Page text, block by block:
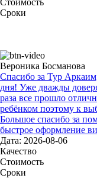
Стоимость
Сроки
Вероника Босманова
Спасибо за Тур
дня! Уже дважды
раза все прошло
ребёнком поэтому к
Большое спасибо за
быстрое оформление
Дата: 2026-08-06
Качество
Стоимость
Сроки